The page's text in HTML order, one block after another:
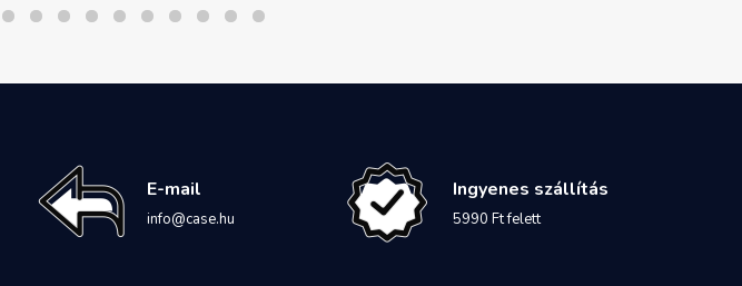
E-mail
info@case.hu
Ingyenes szállítás
5990 Ft felett